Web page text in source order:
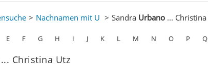
Nachnamen mit U Sandra Urbano... Christina
E F G H I J K L M N O P Q
Christina Utz